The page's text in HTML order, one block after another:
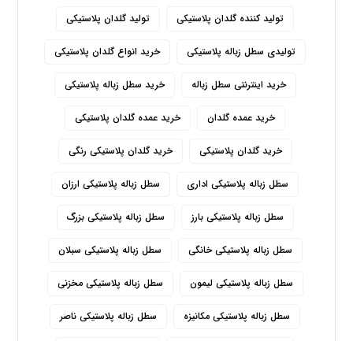
تولید کننده گلدان پلاستیکی تولید گلدان پلاستیکی
تولیدی سطل زباله پلاستیکی خرید انواع گلدان پلاستیکی
خرید اینترنتی سطل زباله خرید سطل زباله پلاستیکی
خرید عمده گلدان خرید عمده گلدان پلاستیکی
خرید گلدان پلاستیکی خرید گلدان پلاستیکی رنگی
سطل زباله پلاستیکی اداری سطل زباله پلاستیکی ارزان
سطل زباله پلاستیکی بارز سطل زباله پلاستیکی بزرگ
سطل زباله پلاستیکی خانگی سطل زباله پلاستیکی سبلان
سطل زباله پلاستیکی لیمون سطل زباله پلاستیکی مخزنی
سطل زباله پلاستیکی مکانیزه سطل زباله پلاستیکی ناصر